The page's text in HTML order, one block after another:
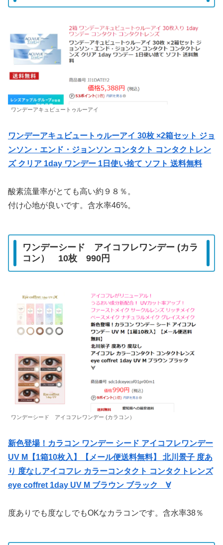
ワンデーアキュビュートゥルーアイ
ワンデーアキュビュートゥルーアイ 30枚 ×2箱セット ジョ
ンソン・エンド・ジョンソン コンタクト コンタクトレン
ズ クリア 1day ワンデー 1日使い捨て ソフト 送料無料
酸素流量率がとても高い約９８％。
付け心地が良いです。含水率46%。
ワンデーシード アイコフレワンデー (カラ
コン） 10枚 990円
ワンデーシード アイコフレワンデー (カラコン）
新色登場！カラコン ワンデー シード アイコフレワンデー
UV M【1箱10枚入】【メール便送料無料】 北川景子 度あ
り 度なしアイコフレ カラーコンタクト コンタクトレンズ
eye coffret 1day UV M ブラウン ブラック ∀
度ありでも度なしでもOKなカラコンです。含水率38％